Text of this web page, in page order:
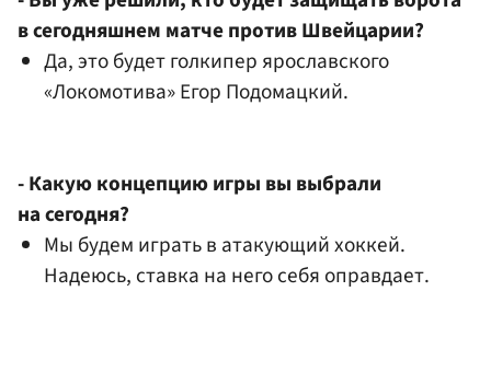
в сегодняшнем матче против Швейцарии?
Да, это будет голкипер ярославского
«Локомотива»Егор Подомацкий.
- Какую концепцию игры вы выбрали
на сегодня?
Мы будем играть в атакующий хоккей.
Надеюсь, ставка на него себя оправдает.